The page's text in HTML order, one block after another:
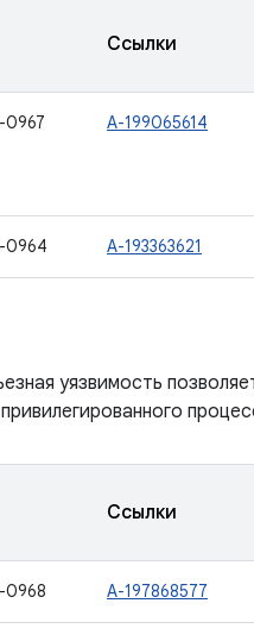
Ссылки
0967 A-199065614
0964 A-193363621
уязвимость
Ссылки
0968 A-197868577